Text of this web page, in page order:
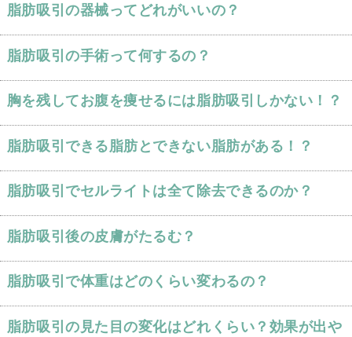
脂肪吸引の器械ってどれがいいの？
脂肪吸引の手術って何するの？
胸を残してお腹を痩せるには脂肪吸引しかない！？
脂肪吸引できる脂肪とできない脂肪がある！？
脂肪吸引でセルライトは全て除去できるのか？
脂肪吸引後の皮膚がたるむ？
脂肪吸引で体重はどのくらい変わるの？
脂肪吸引の見た目の変化はどれくらい？効果が出や